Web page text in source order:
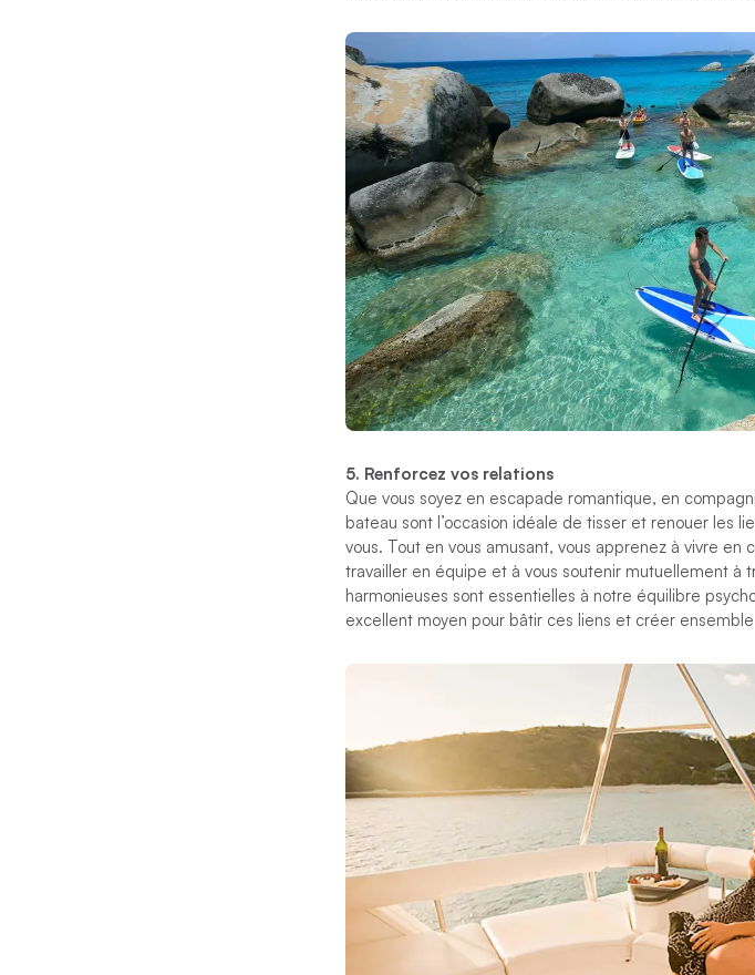
5. Renforcez vos relations
Que vous soyez en escapade romantique, en
bateau sont l’occasion idéale de tisser et renouer les
vous. Tout en vous amusant, vous apprenez à vivre en
travailler en équipe et à vous soutenir mutuellement à
harmonieuses sont essentielles à notre équilibre
excellent moyen pour bâtir ces liens et créer